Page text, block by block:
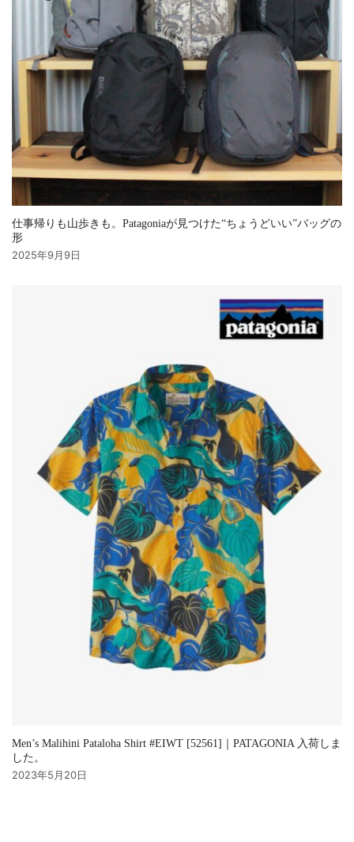
仕事帰りも山歩きも。Patagoniaが見つけた“ちょうどいい”バッグの
形
2025年9月9日
Men’s Malihini Pataloha Shirt #EIWT [52561]｜PATAGONIA 入荷しま
した。
2023年5月20日